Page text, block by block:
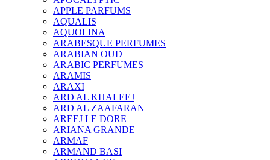
APPLE PARFUMS
AQUALIS
AQUOLINA
ARABESQUE PERFUMES
ARABIAN OUD
ARABIC PERFUMES
ARAMIS
ARAXI
ARD AL KHALEEJ
ARD AL ZAAFARAN
AREEJ LE DORE
ARIANA GRANDE
ARMAF
ARMAND BASI